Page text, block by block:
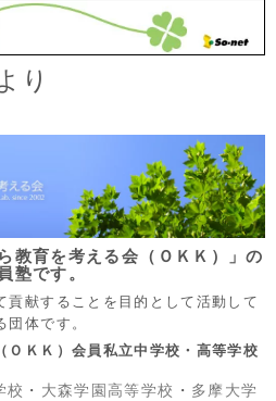
り
教育を考える会（ＯＫＫ）」の
塾です。
貢献することを目的として活動して
団体です。
ＯＫＫ）会員私立中学校・高等学校
校 ・ 大森学園高等学校 ・ 多摩大学